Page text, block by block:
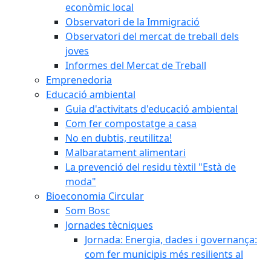
econòmic local
Observatori de la Immigració
Observatori del mercat de treball dels
joves
Informes del Mercat de Treball
Emprenedoria
Educació ambiental
Guia d'activitats d'educació ambiental
Com fer compostatge a casa
No en dubtis, reutilitza!
Malbaratament alimentari
La prevenció del residu tèxtil "Està de
moda"
Bioeconomia Circular
Som Bosc
Jornades tècniques
Jornada: Energia, dades i governança:
com fer municipis més resilients al